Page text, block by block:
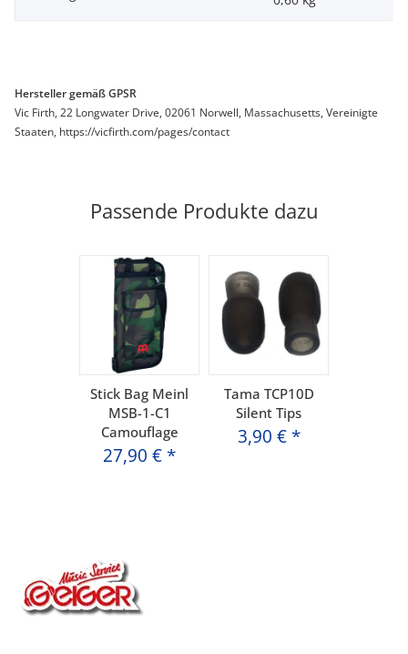
Hersteller gemäß GPSR
Vic Firth, 22 Longwater Drive, 02061 Norwell, Massachusetts, Vereinigte
Staaten, https://vicfirth.com/pages/contact
Passende Produkte dazu
Stick Bag Meinl
MSB-1-C1
Camouflage
27,90 € *
Tama TCP10D
Silent Tips
3,90 € *